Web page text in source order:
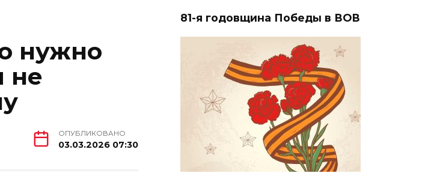
нужно
не
ОПУБЛИКОВАНО
03.03.2026 07:30
81-я годовщина Победы в ВОВ